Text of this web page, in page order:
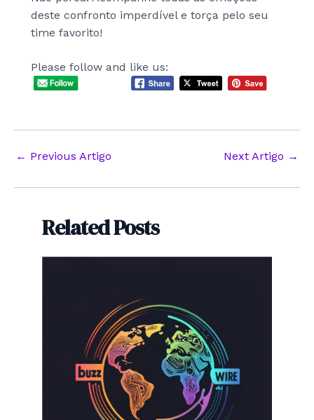
deste confronto imperdível e torça pelo seu
time favorito!
Please follow and like us:
Post
← Previous Artigo Next Artigo →
Related Posts